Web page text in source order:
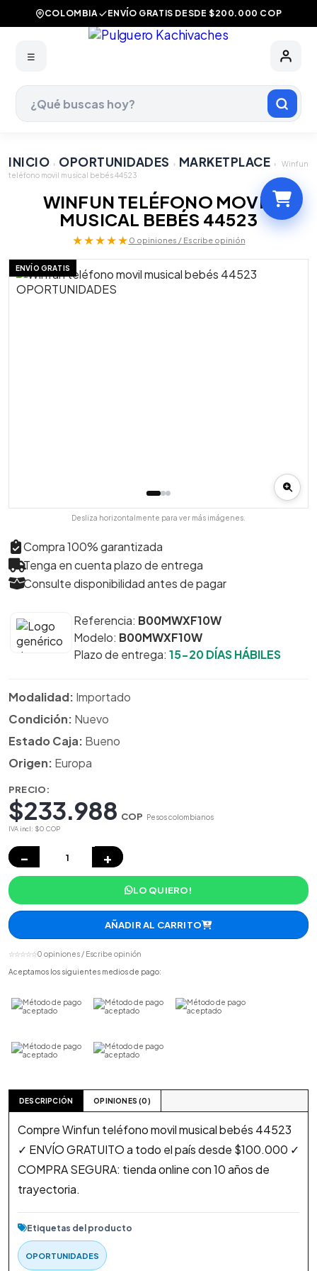
COLOMBIA ENVÍO GRATIS DESDE $200.000 COP
☰
INICIO › OPORTUNIDADES › MARKETPLACE ›
Winfun
teléfono movil musical bebés 44523
WINFUN TELÉFONO MOVIL
MUSICAL BEBÉS 44523
★★★★★ 0 opiniones / Escribe opinión
ENVÍO GRATIS
Desliza horizontalmente para ver más imágenes.
Compra 100% garantizada
Tenga en cuenta plazo de entrega
Consulte disponibilidad antes de pagar
Referencia: B00MWXF10W
Modelo: B00MWXF10W
Plazo de entrega: 15-20 DÍAS HÁBILES
Modalidad: Importado
Condición: Nuevo
Estado Caja: Bueno
Origen: Europa
PRECIO:
$233.988 COP Pesos colombianos
IVA incl: $0 COP
− +
LO QUIERO!
AÑADIR AL CARRITO
☆☆☆☆☆0 opiniones / Escribe opinión
Aceptamos los siguientes medios de pago:
DESCRIPCIÓN OPINIONES (0)
Compre Winfun teléfono movil musical bebés 44523
✓ ENVÍO GRATUITO a todo el país desde $100.000 ✓
COMPRA SEGURA: tienda online con 10 años de
trayectoria.
Etiquetas del producto
OPORTUNIDADES